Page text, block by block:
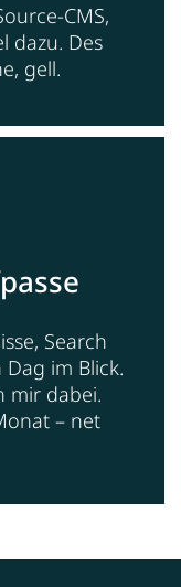
CMS,
dazu. Des
gell.
Search
im Blick.
mir dabei.
– net